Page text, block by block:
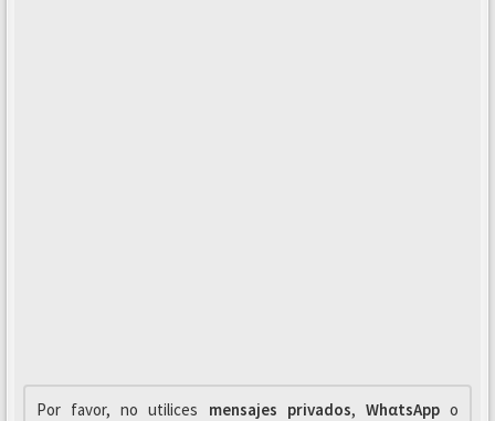
Por favor, no utilices mensajes privados, WhαtsAppo